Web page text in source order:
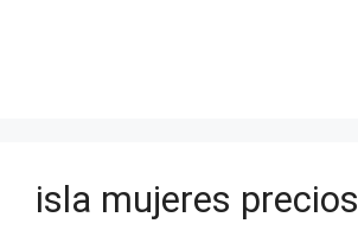
isla mujeres precios